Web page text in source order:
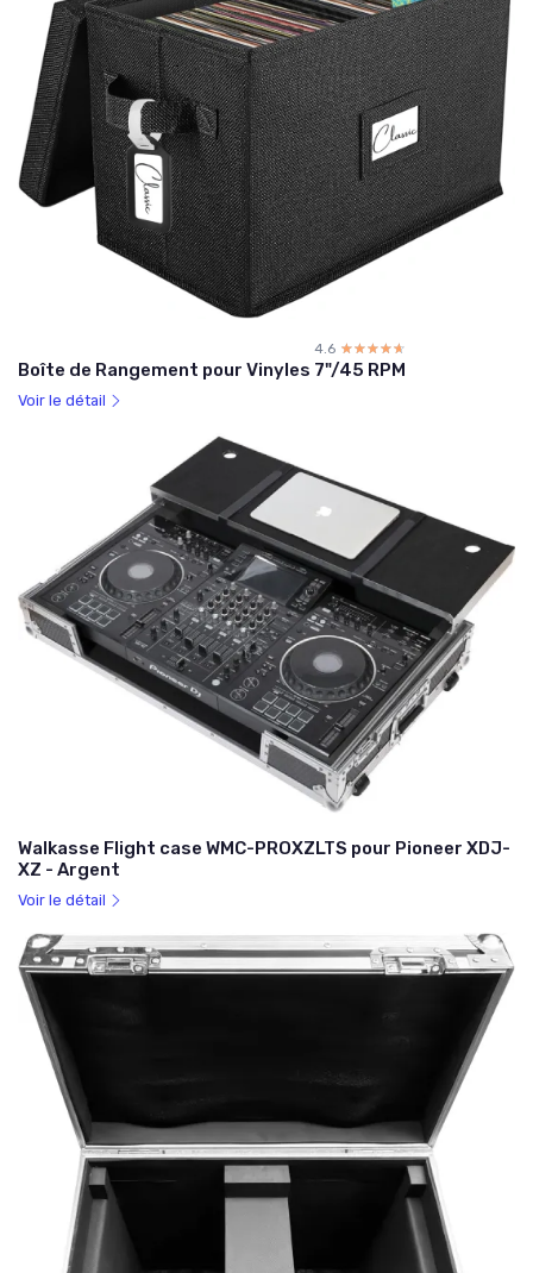
4.6 ☆☆☆☆☆
★★★★★
Boîte de Rangement pour Vinyles 7"/45 RPM
Voir le détail
Walkasse Flight case WMC-PROXZLTS pour Pioneer XDJ-
XZ - Argent
Voir le détail